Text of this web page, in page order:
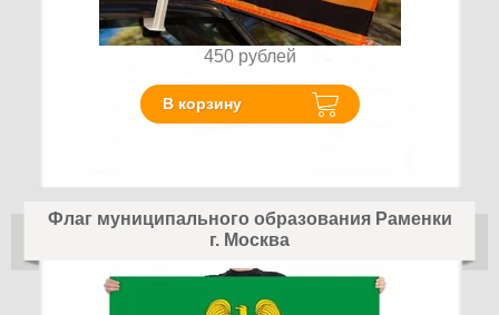
450 рублей
В корзину
Флаг муниципального образования Раменки
г. Москва